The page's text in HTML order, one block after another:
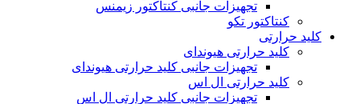
تجهیزات جانبی کنتاکتور زیمنس
کنتاکتور تکو
کلید حرارتی
کلید حرارتی هیوندای
تجهیزات جانبی کلید حرارتی هیوندای
کلید حرارتی ال اس
تجهیزات جانبی کلید حرارتی ال اس